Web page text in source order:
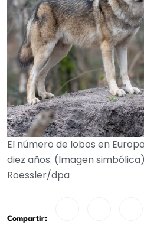
El número de lobos en
diez años. (Imagen
Roessler/dpa
Compartir: